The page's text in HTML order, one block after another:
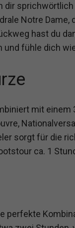
dir
Notre Dame,
hast du
fühle dich
mit einem
sorgt für die
ca. 1
perfekte